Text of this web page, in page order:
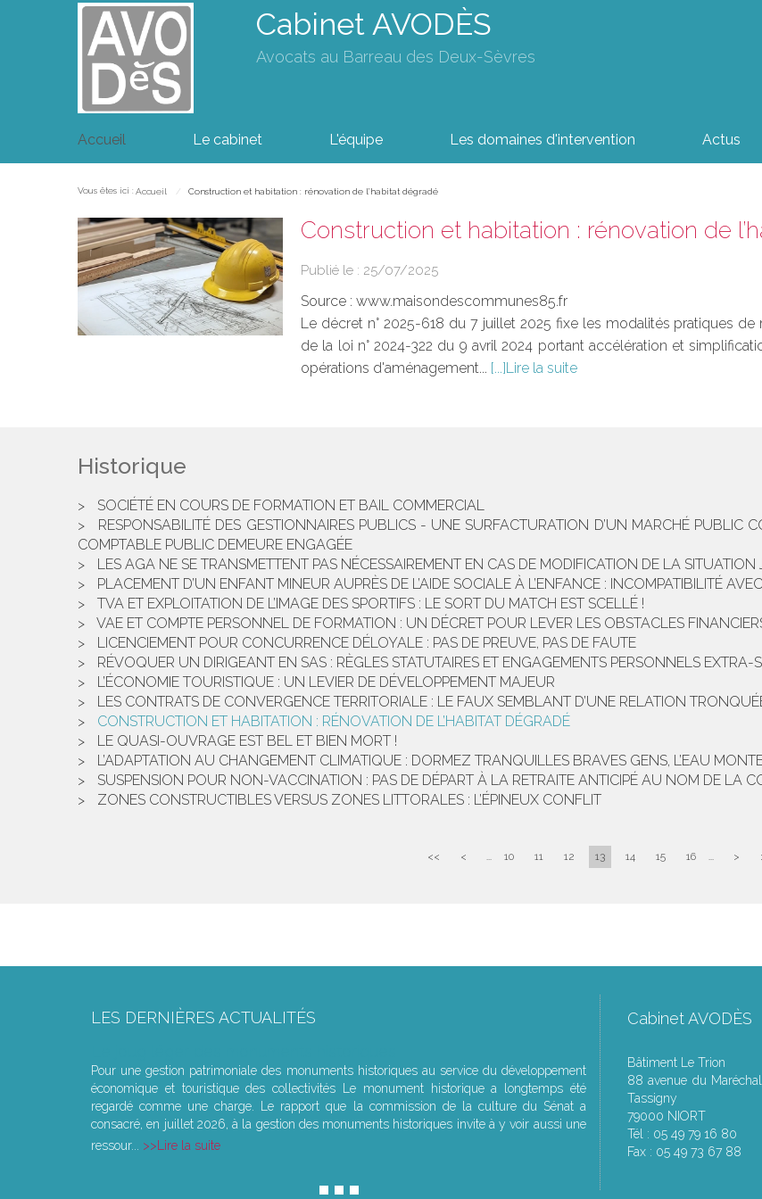
Cabinet AVODÈS
Avocats au Barreau des Deux-Sèvres
Accueil Le cabinet L'équipe Les domaines d'intervention Actus
Vous êtes ici : Accueil Construction et habitation : rénovation de l’habitat dégradé
Construction et habitation : rénovation de
Publié le : 25/07/2025
Source : www.maisondescommunes85.fr
Le décret n° 2025-618 du 7 juillet 2025 fixe les modalités pratiques
de la loi n° 2024-322 du 9 avril 2024 portant accélération et
opérations d'aménagement...
Lire la suite
Historique
SOCIÉTÉ EN COURS DE FORMATION ET BAIL COMMERCIAL
RESPONSABILITÉ DES GESTIONNAIRES PUBLICS - UNE SURFACTURATION D’UN MARCHÉ PUBLIC
COMPTABLE PUBLIC DEMEURE ENGAGÉE
LES AGA NE SE TRANSMETTENT PAS NÉCESSAIREMENT EN CAS DE MODIFICATION DE LA SITUATION
PLACEMENT D’UN ENFANT MINEUR AUPRÈS DE L’AIDE SOCIALE À L’ENFANCE : INCOMPATIBILITÉ
TVA ET EXPLOITATION DE L’IMAGE DES SPORTIFS : LE SORT DU MATCH EST SCELLÉ !
VAE ET COMPTE PERSONNEL DE FORMATION : UN DÉCRET POUR LEVER LES OBSTACLES
LICENCIEMENT POUR CONCURRENCE DÉLOYALE : PAS DE PREUVE, PAS DE FAUTE
RÉVOQUER UN DIRIGEANT EN SAS : RÈGLES STATUTAIRES ET ENGAGEMENTS PERSONNELS EXTRA-
L’ÉCONOMIE TOURISTIQUE : UN LEVIER DE DÉVELOPPEMENT MAJEUR
LES CONTRATS DE CONVERGENCE TERRITORIALE : LE FAUX SEMBLANT D’UNE RELATION
CONSTRUCTION ET HABITATION : RÉNOVATION DE L’HABITAT DÉGRADÉ
LE QUASI-OUVRAGE EST BEL ET BIEN MORT !
L’ADAPTATION AU CHANGEMENT CLIMATIQUE : DORMEZ TRANQUILLES BRAVES GENS, L’EAU MONTE
SUSPENSION POUR NON-VACCINATION : PAS DE DÉPART À LA RETRAITE ANTICIPÉ AU NOM DE LA
ZONES CONSTRUCTIBLES VERSUS ZONES LITTORALES : L’ÉPINEUX CONFLIT
<< < ... 10 11 12 13 14 15 16 ... >
LES DERNIÈRES ACTUALITÉS
Pour une gestion patrimoniale des monuments historiques au service du développement
économique et touristique des collectivités Le monument historique a longtemps été
regardé comme une charge. Le rapport que la commission de la culture du Sénat a
consacré, en juillet 2026, à la gestion des monuments historiques invite à y voir aussi une
ressour...
Lire la suite
Cabinet AVODÈS
Bâtiment Le Trion
88 avenue du
Tassigny
79000 NIORT
Tél : 05 49 79 16 80
Fax : 05 49 73 67 88